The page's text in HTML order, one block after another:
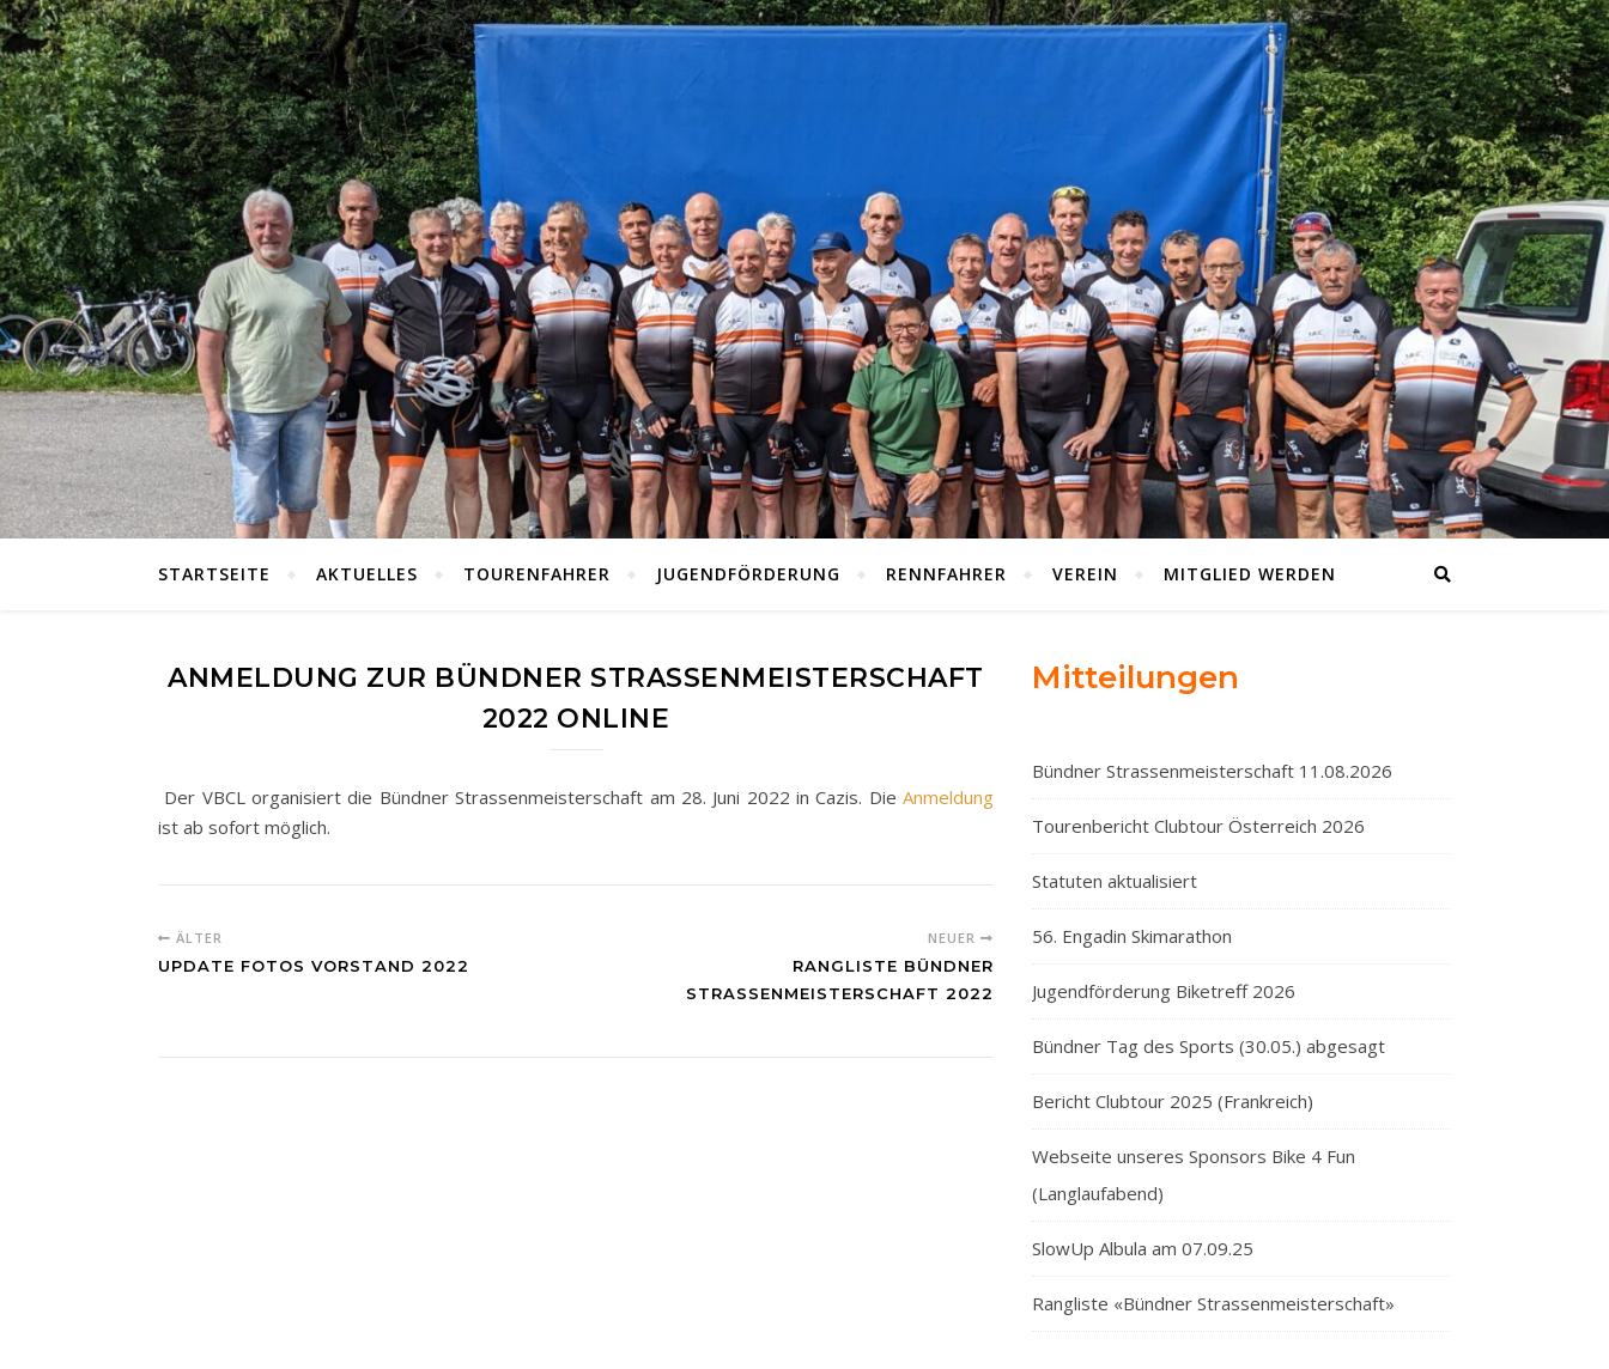
STARTSEITE AKTUELLES TOURENFAHRER JUGENDFÖRDERUNG RENNFAHRER VEREIN MITGLIED WERDEN
ANMELDUNG ZUR BÜNDNER STRASSENMEISTERSCHAFT
2022 ONLINE
Der VBCL organisiert die Bündner Strassenmeisterschaft am 28. Juni 2022 in Cazis. Die Anmeldung
ist ab sofort möglich.
ÄLTER
UPDATE FOTOS VORSTAND 2022
NEUER
RANGLISTE BÜNDNER
STRASSENMEISTERSCHAFT 2022
Mitteilungen
Bündner Strassenmeisterschaft 11.08.2026
Tourenbericht Clubtour Österreich 2026
Statuten aktualisiert
56. Engadin Skimarathon
Jugendförderung Biketreff 2026
Bündner Tag des Sports (30.05.) abgesagt
Bericht Clubtour 2025 (Frankreich)
Webseite unseres Sponsors Bike 4 Fun
(Langlaufabend)
SlowUp Albula am 07.09.25
Rangliste «Bündner Strassenmeisterschaft»